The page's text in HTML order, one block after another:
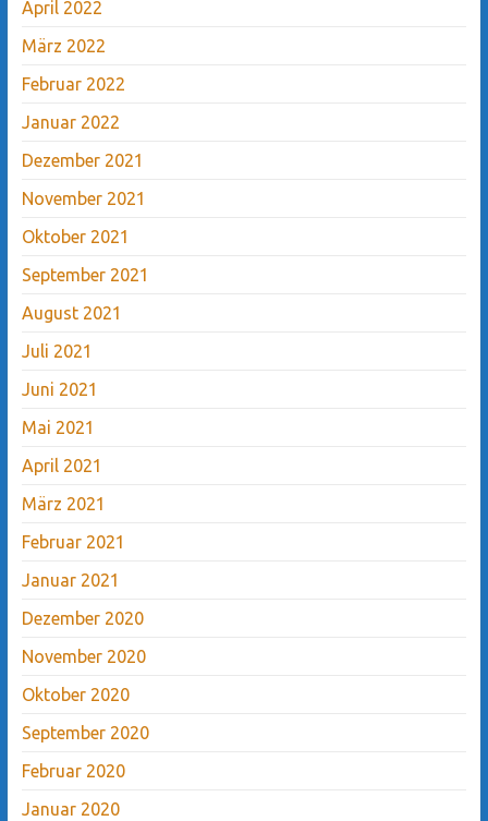
April 2022
März 2022
Februar 2022
Januar 2022
Dezember 2021
November 2021
Oktober 2021
September 2021
August 2021
Juli 2021
Juni 2021
Mai 2021
April 2021
März 2021
Februar 2021
Januar 2021
Dezember 2020
November 2020
Oktober 2020
September 2020
Februar 2020
Januar 2020